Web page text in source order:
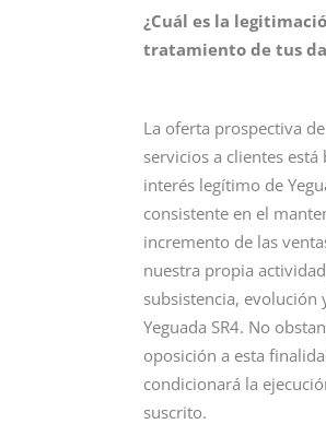
¿Cuál es la
tratamiento de tus
La oferta prospectiva
servicios a clientes está
interés legítimo de
consistente en el
incremento de las
nuestra propia
subsistencia, evolución
Yeguada SR4. No
oposición a esta
condicionará la
suscrito.